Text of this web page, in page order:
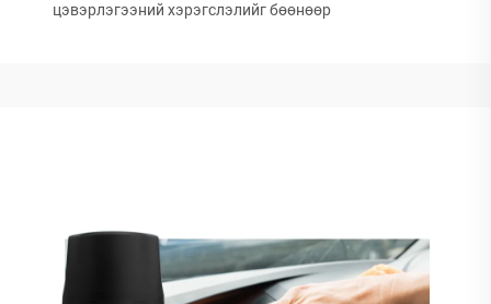
цэвэрлэгээний хэрэгслэлийг бөөнөөр